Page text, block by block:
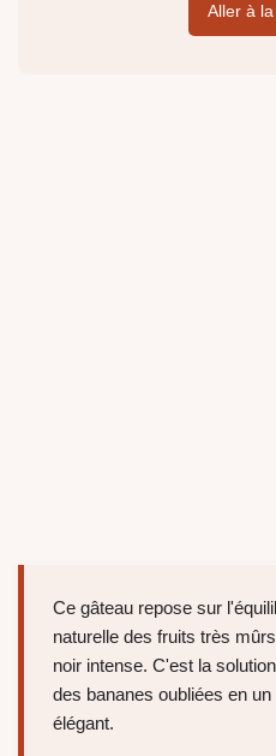
Aller à
Ce gâteau repose sur
naturelle des fruits très
noir intense. C'est la
des bananes oubliées en
élégant.